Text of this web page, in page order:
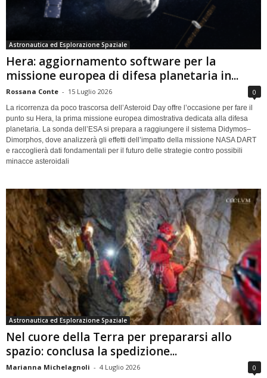
Astronautica ed Esplorazione Spaziale
Hera: aggiornamento software per la
missione europea di difesa planetaria in...
Rossana Conte - 15 Luglio 2026 0
La ricorrenza da poco trascorsa dell’Asteroid Day offre l’occasione per fare il
punto su Hera, la prima missione europea dimostrativa dedicata alla difesa
planetaria. La sonda dell’ESA si prepara a raggiungere il sistema Didymos–
Dimorphos, dove analizzerà gli effetti dell’impatto della missione NASA DART
e raccoglierà dati fondamentali per il futuro delle strategie contro possibili
minacce asteroidali
Astronautica ed Esplorazione Spaziale
Nel cuore della Terra per prepararsi allo
spazio: conclusa la spedizione...
Marianna Michelagnoli - 4 Luglio 2026 0